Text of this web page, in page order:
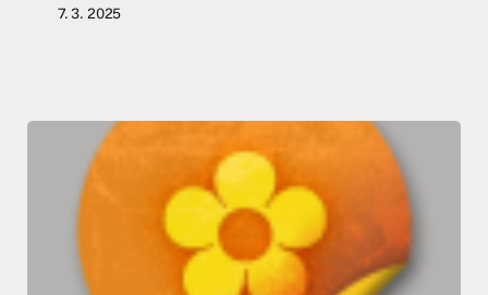
7. 3. 2025